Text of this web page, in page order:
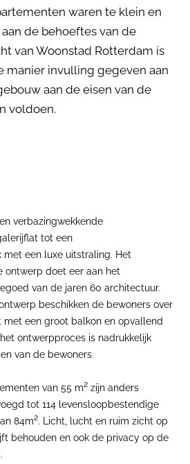
waren te klein en
de behoeftes van de
van Woonstad Rotterdam is
manier invulling gegeven aan
aan de eisen van de
voldoen.
verbazingwekkende
tot een
een luxe uitstraling. Het
ontwerp doet eer aan het
van de jaren 60 architectuur.
beschikken de bewoners over
een groot balkon en opvallend
ontwerpproces is nadrukkelijk
van de bewoners.
van 55 m2 zijn anders
tot 114 levensloopbestendige
84m2. Licht, lucht en ruim zicht op
behouden en ook de privacy op de